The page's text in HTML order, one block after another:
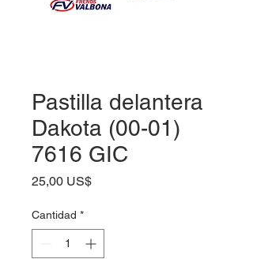
Pastilla delantera
Dakota (00-01)
7616 GIC
25,00 US$Precio
Cantidad *